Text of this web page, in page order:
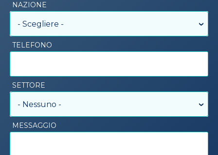
NAZIONE
- Scegliere -
TELEFONO
SETTORE
- Nessuno -
MESSAGGIO